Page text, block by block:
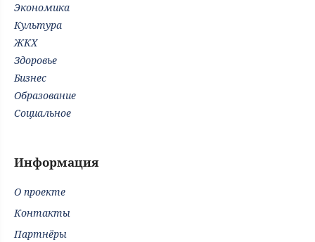
Экономика
Культура
ЖКХ
Здоровье
Бизнес
Образование
Социальное
Информация
О проекте
Контакты
Партнёры